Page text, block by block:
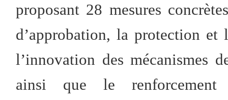
proposant 28 mesures
d’approbation, la protection
l’innovation des mécanismes
ainsi que le